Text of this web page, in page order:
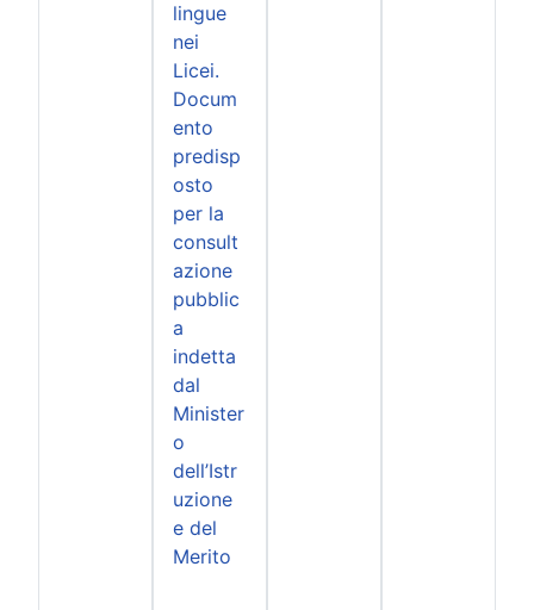
lingue
nei
Licei.
Docum
ento
predisp
osto
per la
consult
azione
pubblic
a
indetta
dal
Minister
o
dell’Istr
uzione
e del
Merito